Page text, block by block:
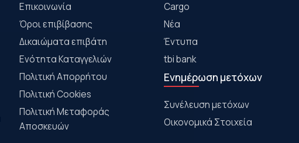
Επικοινωνία
Όροι επιβίβασης
Δικαιώματα επιβάτη
Ενότητα Καταγγελιών
Πολιτική Απορρήτου
Πολιτική Cookies
Πολιτική Μεταφοράς
Αποσκευών
Cargo
Νέα
Έντυπα
tbi bank
Ενημέρωση μετόχων
Συνέλευση μετόχων
Οικονομικά Στοιχεία